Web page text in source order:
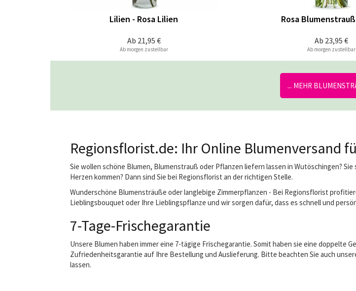
Ab 21,95 €
Lilien - Rosa Lilien
Ab morgen zustellbar
Ab 23,95 €
Rosa
Ab morgen zustellbar
... MEHR
Regionsflorist.de: Ihr Online Blumenversand
Sie wollen schöne Blumen, Blumenstrauß oder Pflanzen liefern lassen in Wutöschingen?
Herzen kommen? Dann sind Sie bei Regionsflorist an der richtigen Stelle.
Wunderschöne Blumensträuße oder langlebige Zimmerpflanzen - Bei Regionsflorist
Lieblingsbouquet oder Ihre Lieblingspflanze und wir sorgen dafür, dass es schnell und
7-Tage-Frischegarantie
Unsere Blumen haben immer eine 7-tägige Frischegarantie. Somit haben sie eine doppelte
Zufriedenheitsgarantie auf Ihre Bestellung und Auslieferung. Bitte beachten Sie auch
lassen.